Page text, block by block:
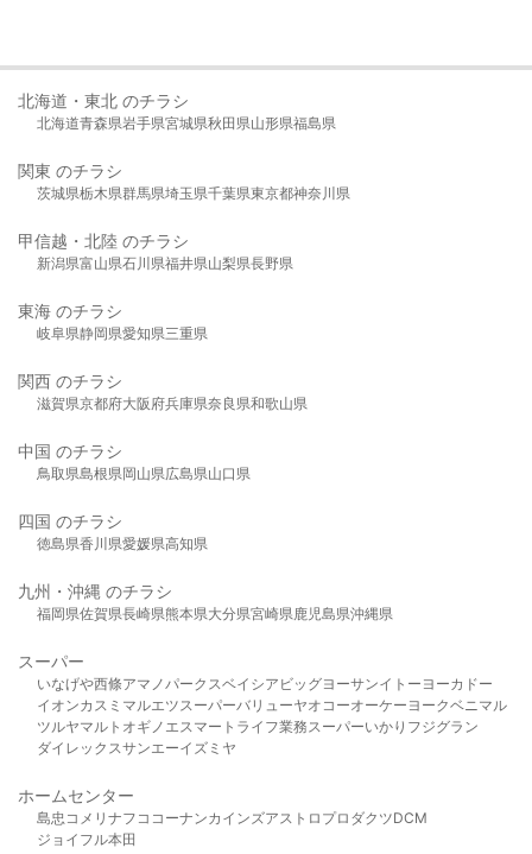
北海道・東北 のチラシ
北海道青森県岩手県宮城県秋田県山形県福島県
関東 のチラシ
茨城県栃木県群馬県埼玉県千葉県東京都神奈川県
甲信越・北陸 のチラシ
新潟県富山県石川県福井県山梨県長野県
東海 のチラシ
岐阜県静岡県愛知県三重県
関西 のチラシ
滋賀県京都府大阪府兵庫県奈良県和歌山県
中国 のチラシ
鳥取県島根県岡山県広島県山口県
四国 のチラシ
徳島県香川県愛媛県高知県
九州・沖縄 のチラシ
福岡県佐賀県長崎県熊本県大分県宮崎県鹿児島県沖縄県
スーパー
いなげや西條アマノパークスベイシア ビッグヨーサンイトーヨーカドー
イオンカスミ マルエツスーパーバリューヤオコーオーケー ヨークベニマル
ツルヤマルト オギノ エスマート ライフ業務スーパーいかり フジグラン
ダイレックスサンエーイズミヤ
ホームセンター
島忠 コメリ ナフコ コーナンカインズアストロプロダクツDCM
ジョイフル本田